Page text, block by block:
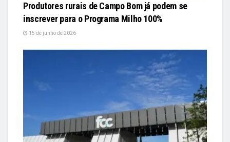
Produtores rurais de Campo Bom já podem se
inscrever para o Programa Milho 100%
15 de junho de 2026